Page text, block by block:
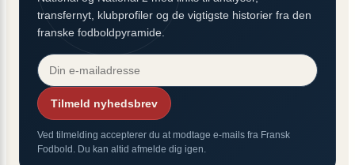
transfernyt, klubprofiler og de vigtigste historier fra den
franske fodboldpyramide.
Tilmeld nyhedsbrev
Ved tilmelding accepterer du at modtage e-mails fra Fransk
Fodbold. Du kan altid afmelde dig igen.